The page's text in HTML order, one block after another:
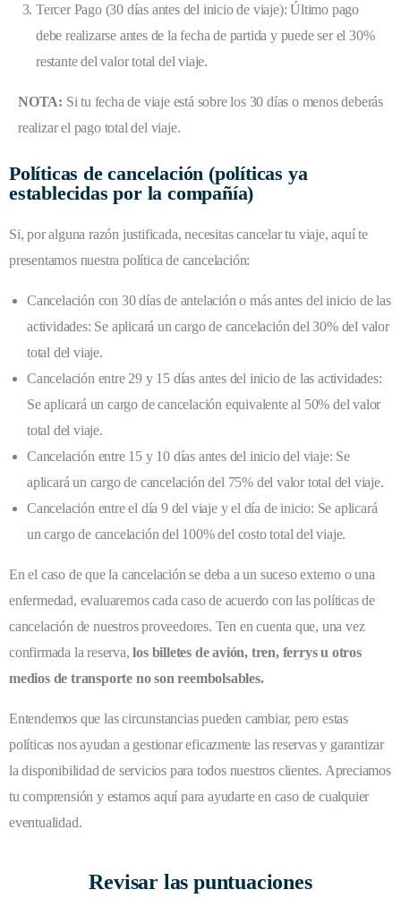
Tercer Pago (30 días antes del inicio de viaje): Último pago
debe realizarse antes de la fecha de partida y puede ser el 30%
restante del valor total del viaje.
NOTA: Si tu fecha de viaje está sobre los 30 días o menos deberás
realizar el pago total del viaje.
Políticas de cancelación (políticas ya
establecidas por la compañía)
Si, por alguna razón justificada, necesitas cancelar tu viaje, aquí te
presentamos nuestra política de cancelación:
Cancelación con 30 días de antelación o más antes del inicio de las
actividades: Se aplicará un cargo de cancelación del 30% del valor
total del viaje.
Cancelación entre 29 y 15 días antes del inicio de las actividades:
Se aplicará un cargo de cancelación equivalente al 50% del valor
total del viaje.
Cancelación entre 15 y 10 días antes del inicio del viaje: Se
aplicará un cargo de cancelación del 75% del valor total del viaje.
Cancelación entre el día 9 del viaje y el día de inicio: Se aplicará
un cargo de cancelación del 100% del costo total del viaje.
En el caso de que la cancelación se deba a un suceso externo o una
enfermedad, evaluaremos cada caso de acuerdo con las políticas de
cancelación de nuestros proveedores. Ten en cuenta que, una vez
confirmada la reserva,los billetes de avión, tren, ferrys u otros
medios de transporte no son reembolsables.
Entendemos que las circunstancias pueden cambiar, pero estas
políticas nos ayudan a gestionar eficazmente las reservas y garantizar
la disponibilidad de servicios para todos nuestros clientes. Apreciamos
tu comprensión y estamos aquí para ayudarte en caso de cualquier
eventualidad.
Revisar las puntuaciones